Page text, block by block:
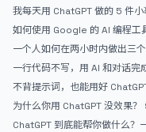
弃 ChatGPT
我每天用 ChatGPT 做的 5 件小
如何使用 Google 的 AI 编程工
AntiGravity：独立开发者的新时
武器
一个人如何在两小时内做出三
APP？｜AntiGravity + Gemini
战完整记录
一行代码不写，用 AI 和对话完
个完整网站：《图书天堂》实战
不背提示词，也能用好 ChatGPT
一个万能提问模板
为什么你用 ChatGPT 没效果？ 90%
的人第一步就问错了
ChatGPT 到底能帮你做什么？